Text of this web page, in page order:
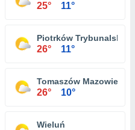
25° 11°
Piotrków Trybunalski
26° 11°
Tomaszów Mazowiecki
26° 10°
Wieluń